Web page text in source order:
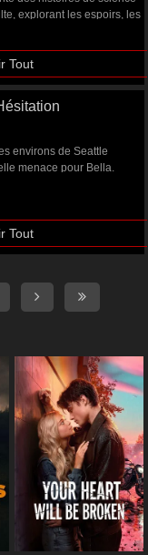
explorant les espoirs, les
Tout
environs de Seattle
menace pour Bella.
vont devoir faire
une chance de la
de choisir entre son
de relancer la guerre
l'armée de Victoria
à la plus importante
Tout